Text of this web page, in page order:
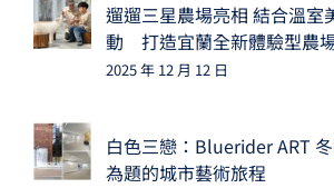
遛遛三星農場亮相 結合溫室
動 打造宜蘭全新體驗型農
2025 年 12 月 12 日
白色三戀：Bluerider ART
為題的城市藝術旅程